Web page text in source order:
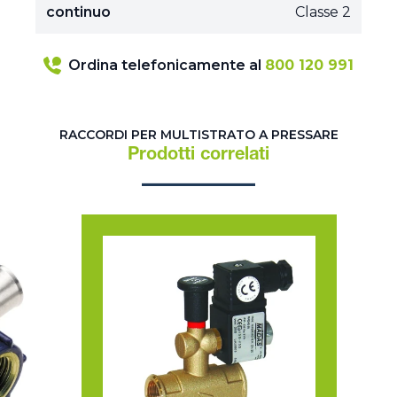
continuo Classe 2
Ordina telefonicamente al 800 120 991
RACCORDI PER MULTISTRATO A PRESSARE
Prodotti correlati